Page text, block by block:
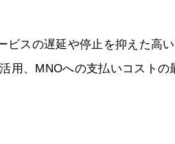
ビスの遅延や停止を抑えた高い
用、MNOへの支払いコストの